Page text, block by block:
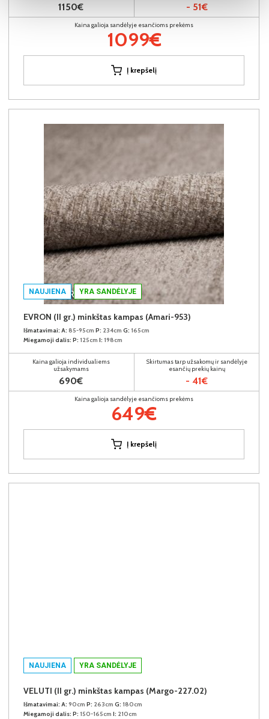
1150€ - 51€
Kaina galioja sandėlyje esančioms prekėms
1099€
Į krepšelį
NAUJIENA YRA SANDĖLYJE
EVRON (II gr.) minkštas kampas (Amari-953)
Išmatavimai: A: 85-95cm P: 234cm G: 165cm
Miegamoji dalis: P: 125cm I: 198cm
Kaina galioja individualiems
užsakymams
690€
Skirtumas tarp užsakomų ir sandėlyje
esančių prekių kainų
- 41€
Kaina galioja sandėlyje esančioms prekėms
649€
Į krepšelį
NAUJIENA YRA SANDĖLYJE
VELUTI (II gr.) minkštas kampas (Margo-227.02)
Išmatavimai: A: 90cm P: 263cm G: 180cm
Miegamoji dalis: P: 150-165cm I: 210cm